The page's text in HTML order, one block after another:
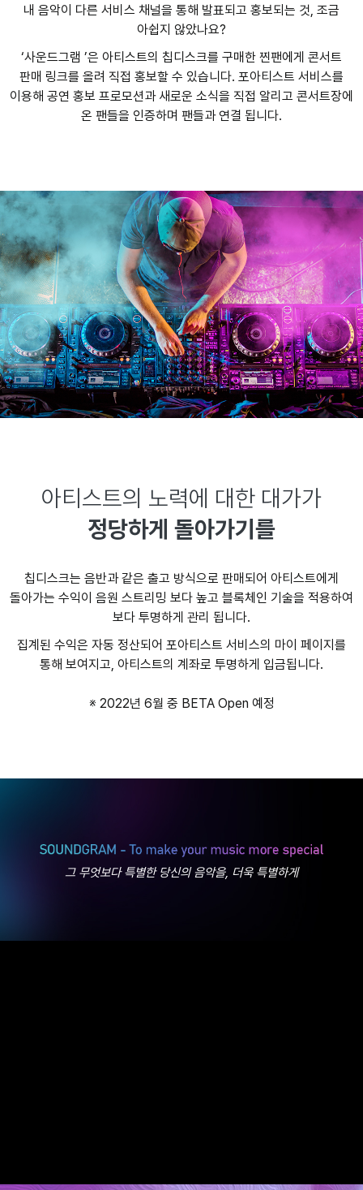
내 음악이 다른 서비스 채널을 통해 발표되고 홍보되는 것, 조금
아쉽지 않았나요?
‘사운드그램 ’은 아티스트의 칩디스크를 구매한 찐팬에게 콘서트
판매 링크를 올려 직접 홍보할 수 있습니다. 포아티스트 서비스를
이용해 공연 홍보 프로모션과 새로운 소식을 직접 알리고 콘서트장에
온 팬들을 인증하며 팬들과 연결 됩니다.
아티스트의 노력에 대한 대가가
정당하게 돌아가기를
칩디스크는 음반과 같은 출고 방식으로 판매되어 아티스트에게
돌아가는 수익이 음원 스트리밍 보다 높고 블록체인 기술을 적용하여
보다 투명하게 관리 됩니다.
집계된 수익은 자동 정산되어 포아티스트 서비스의 마이 페이지를
통해 보여지고, 아티스트의 계좌로 투명하게 입금됩니다.
※ 2022년 6월 중 BETA Open 예정
그 무엇보다 특별한 당신의 음악을, 더욱 특별하게